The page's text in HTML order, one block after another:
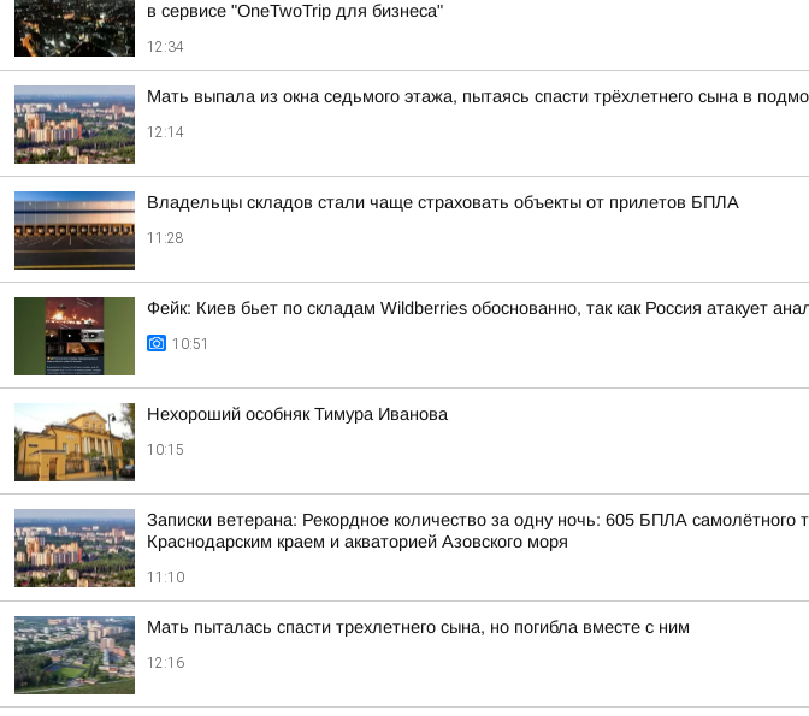
в сервисе "OneTwoTrip для бизнеса"
12:34
Мать выпала из окна седьмого этажа, пытаясь спасти трёхлетнего сына в
12:14
Владельцы складов стали чаще страховать объекты от прилетов БПЛА
11:28
Фейк: Киев бьет по складам Wildberries обоснованно, так как Россия атакует
10:51
Нехороший особняк Тимура Иванова
10:15
Записки ветерана: Рекордное количество за одну ночь: 605 БПЛА
Краснодарским краем и акваторией Азовского моря
11:10
Мать пыталась спасти трехлетнего сына, но погибла вместе с ним
12:16